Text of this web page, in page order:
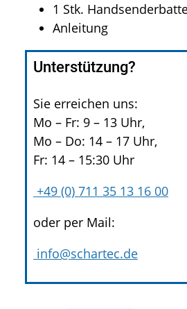
1 Stk.
Anleitung
Unterstützung?
Sie erreichen uns:
Mo – Fr: 9 – 13 Uhr,
Mo – Do: 14 – 17 Uhr,
Fr: 14 – 15:30 Uhr
+49 (0) 711 35 13 16 00
oder per Mail:
info@schartec.de